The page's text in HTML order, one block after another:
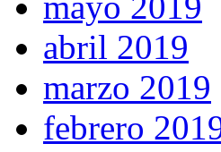
abril 2019
marzo 2019
febrero